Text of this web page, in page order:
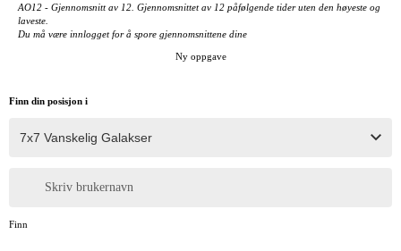
AO12 - Gjennomsnitt av 12. Gjennomsnittet av 12 påfølgende tider uten den høyeste og
laveste.
Du må være innlogget for å spore gjennomsnittene dine
Ny oppgave
Finn din posisjon i
Skriv brukernavn
Finn